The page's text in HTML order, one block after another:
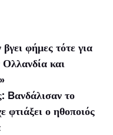
φήμες τότε για
και
Bανδάλισαν το
φτιάξει ο ηθοποιός